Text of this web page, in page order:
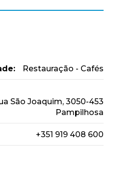
Restauração - Cafés
São Joaquim, 3050-453
Pampilhosa
+351 919 408 600